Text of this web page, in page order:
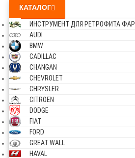
КАТАЛОГ
ИНСТРУМЕНТ ДЛЯ РЕТРОФИТА ФАР
AUDI
BMW
CADILLAC
CHANGAN
CHEVROLET
CHRYSLER
CITROEN
DODGE
FIAT
FORD
GREAT WALL
HAVAL